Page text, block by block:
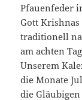
Pfauenfeder
Gott Krishnas
traditionell
am achten
Unserem
die Monate
die